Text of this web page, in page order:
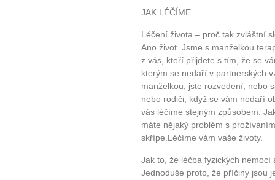
JAK LÉČÍME
Léčení života – proč tak zvláštní
Ano život. Jsme s manželkou
z vás, kteří přijdete s tím, že se
kterým se nedaří v partnerských
manželkou, jste rozvedení, nebo
nebo rodiči, když se vám nedaří
vás léčíme stejným způsobem.
máte nějaký problém s
skřípe.Léčíme vám vaše životy.
Jak to, že léčba fyzických
Jednoduše proto, že příčiny jsou